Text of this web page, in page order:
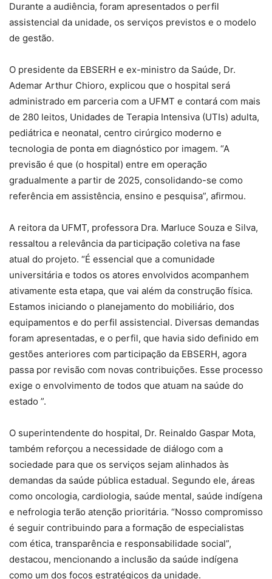
Durante a audiência, foram apresentados o perfil
assistencial da unidade, os serviços previstos e o modelo
de gestão.
O presidente da EBSERH e ex-ministro da Saúde, Dr.
Ademar Arthur Chioro, explicou que o hospital será
administrado em parceria com a UFMT e contará com mais
de 280 leitos, Unidades de Terapia Intensiva (UTIs) adulta,
pediátrica e neonatal, centro cirúrgico moderno e
tecnologia de ponta em diagnóstico por imagem. “A
previsão é que (o hospital) entre em operação
gradualmente a partir de 2025, consolidando-se como
referência em assistência, ensino e pesquisa”, afirmou.
A reitora da UFMT, professora Dra. Marluce Souza e Silva,
ressaltou a relevância da participação coletiva na fase
atual do projeto. “É essencial que a comunidade
universitária e todos os atores envolvidos acompanhem
ativamente esta etapa, que vai além da construção física.
Estamos iniciando o planejamento do mobiliário, dos
equipamentos e do perfil assistencial. Diversas demandas
foram apresentadas, e o perfil, que havia sido definido em
gestões anteriores com participação da EBSERH, agora
passa por revisão com novas contribuições. Esse processo
exige o envolvimento de todos que atuam na saúde do
estado ”.
O superintendente do hospital, Dr. Reinaldo Gaspar Mota,
também reforçou a necessidade de diálogo com a
sociedade para que os serviços sejam alinhados às
demandas da saúde pública estadual. Segundo ele, áreas
como oncologia, cardiologia, saúde mental, saúde indígena
e nefrologia terão atenção prioritária. “Nosso compromisso
é seguir contribuindo para a formação de especialistas
com ética, transparência e responsabilidade social”,
destacou, mencionando a inclusão da saúde indígena
como um dos focos estratégicos da unidade.